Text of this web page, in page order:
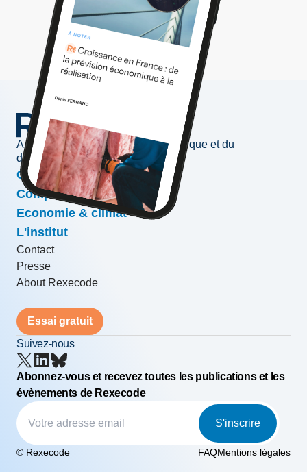
Au service de l'information économique et du
développement des entreprises
Conjoncture & prévisions
Compétitivité & croissance
Economie & climat
L'institut
Contact
Presse
About Rexecode
Essai gratuit
Suivez-nous
Abonnez-vous et recevez toutes les publications et les
évènements de Rexecode
S'inscrire
© Rexecode FAQMentions légales